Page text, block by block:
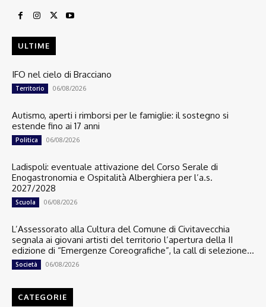
ULTIME
IFO nel cielo di Bracciano
Territorio 06/08/2026
Autismo, aperti i rimborsi per le famiglie: il sostegno si
estende fino ai 17 anni
Politica 06/08/2026
Ladispoli: eventuale attivazione del Corso Serale di
Enogastronomia e Ospitalità Alberghiera per l’a.s.
2027/2028
Scuola 06/08/2026
L’Assessorato alla Cultura del Comune di Civitavecchia
segnala ai giovani artisti del territorio l’apertura della II
edizione di “Emergenze Coreografiche”, la call di selezione...
Società 06/08/2026
CATEGORIE